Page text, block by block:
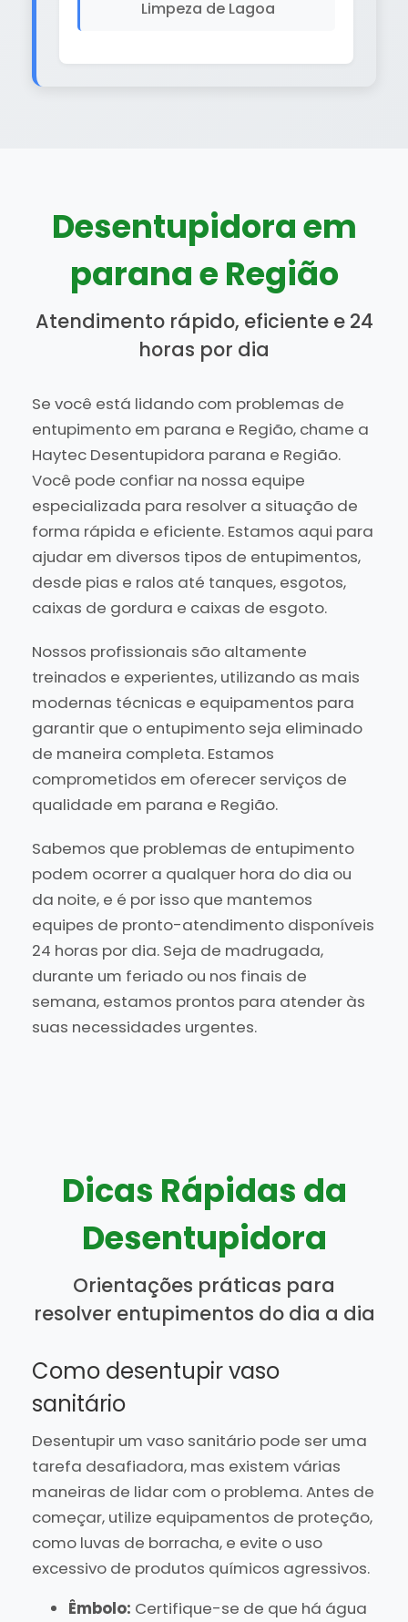
Limpeza de Lagoa
Desentupidora em
parana e Região
Atendimento rápido, eficiente e 24
horas por dia
Se você está lidando com problemas de
entupimento em parana e Região, chame a
Haytec Desentupidora parana e Região.
Você pode confiar na nossa equipe
especializada para resolver a situação de
forma rápida e eficiente. Estamos aqui para
ajudar em diversos tipos de entupimentos,
desde pias e ralos até tanques, esgotos,
caixas de gordura e caixas de esgoto.
Nossos profissionais são altamente
treinados e experientes, utilizando as mais
modernas técnicas e equipamentos para
garantir que o entupimento seja eliminado
de maneira completa. Estamos
comprometidos em oferecer serviços de
qualidade em parana e Região.
Sabemos que problemas de entupimento
podem ocorrer a qualquer hora do dia ou
da noite, e é por isso que mantemos
equipes de pronto-atendimento disponíveis
24 horas por dia. Seja de madrugada,
durante um feriado ou nos finais de
semana, estamos prontos para atender às
suas necessidades urgentes.
Dicas Rápidas da
Desentupidora
Orientações práticas para
resolver entupimentos do dia a dia
Como desentupir vaso
sanitário
Desentupir um vaso sanitário pode ser uma
tarefa desafiadora, mas existem várias
maneiras de lidar com o problema. Antes de
começar, utilize equipamentos de proteção,
como luvas de borracha, e evite o uso
excessivo de produtos químicos agressivos.
Êmbolo: Certifique-se de que há água